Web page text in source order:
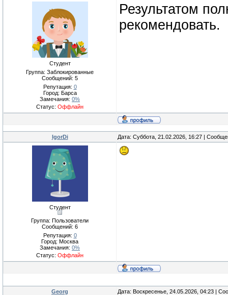
Студент
Группа: Заблокированные
Сообщений: 5
Репутация: 0
Город: Барса
Замечания: 0%
Статус: Оффлайн
Результатом
рекомендовать.
IgorDi Дата: Суббота, 21.02.2026, 16:27 |
Студент
Группа: Пользователи
Сообщений: 6
Репутация: 0
Город: Москва
Замечания: 0%
Статус: Оффлайн
Georg Дата: Воскресенье, 24.05.2026, 04:23 |